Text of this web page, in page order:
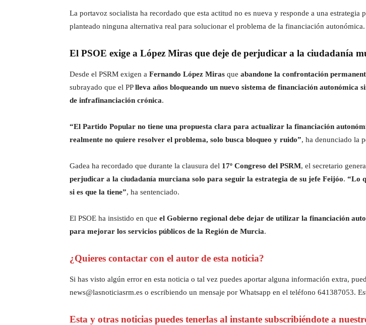
La portavoz socialista ha recordado que esta actitud no es nueva y responde a una estrategia
planteado ninguna alternativa real para solucionar el problema de la financiación autonómica.
El PSOE exige a López Miras que deje de perjudicar a la ciudadanía
Desde el PSRM exigen a Fernando López Miras que abandone la confrontación
subrayado que el PPlleva años bloqueando un nuevo sistema de financiación autonómica
de infrafinanciación crónica.
“El Partido Popular no tiene una propuesta clara para actualizar la financiación
realmente no quiere resolver el problema, solo busca bloqueo y ruido”, ha denunciado la
Gadea ha recordado que durante la clausura del 17º Congreso del PSRM, el secretario
perjudicar a la ciudadanía murciana solo para seguir la estrategia de su jefe Feijóo. “Lo
si es que la tiene”, ha sentenciado.
El PSOE ha insistido en que el Gobierno regional debe dejar de utilizar la financiación
para mejorar los servicios públicos de la Región de Murcia.
¿Quieres contactar con el autor de esta noticia?
Si has visto algún error en esta noticia o tal vez puedes aportar alguna información extra,
news@lasnoticiasrm.es o escribiendo un mensaje por Whatsapp en el teléfono 641387053.
Esta y otras noticias puedes tenerlas al instante subscribiéndote a